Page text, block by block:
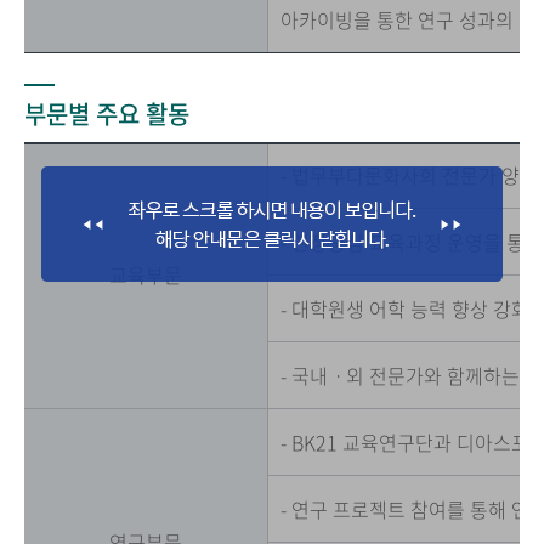
아카이빙을 통한 연구 성과의
부문별 주요 활동
교육부문
- 법무부다문화사회 전문가 양
- 현장중심 교육과정 운영을 통
- 대학원생 어학 능력 향상 강화
- 국내ㆍ외 전문가와 함께하는
- BK21 교육연구단과 디아스포
- 연구 프로젝트 참여를 통해 연